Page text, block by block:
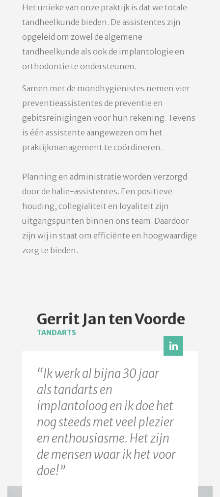
Het unieke van onze praktijk is dat we totale
tandheelkunde bieden. De assistentes zijn
opgeleid om zowel de algemene
tandheelkunde als ook de implantologie en
orthodontie te ondersteunen.
Samen met de mondhygiënistes nemen vier
preventieassistentes de preventie en
gebitsreinigingen voor hun rekening. Tevens
is één assistente aangewezen om het
praktijkmanagement te coördineren.
Planning en administratie worden verzorgd
door de balie-assistentes. Een positieve
houding, collegialiteit en loyaliteit zijn
uitgangspunten binnen ons team. Daardoor
zijn wij in staat om efficiënte en hoogwaardige
zorg te bieden.
Gerrit Jan ten Voorde
TANDARTS
“Ik werk al bijna 30 jaar
als tandarts en
implantoloog en ik doe het
nog steeds met veel plezier
en enthousiasme. Het zijn
de mensen waar ik het voor
doe!”